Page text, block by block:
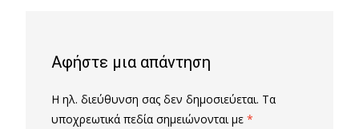
Αφήστε μια απάντηση
Η ηλ. διεύθυνση σας δεν δημοσιεύεται. Τα
υποχρεωτικά πεδία σημειώνονται με *